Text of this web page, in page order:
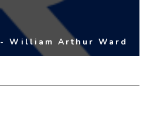
- William Arthur Ward